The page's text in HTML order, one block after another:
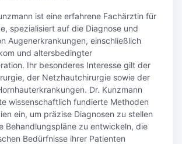
ist eine erfahrene Fachärztin für
spezialisiert auf die Diagnose und
Augenerkrankungen, einschließlich
und altersbedingter
Ihr besonderes Interesse gilt der
der Netzhautchirurgie sowie der
Dr. Kunzmann
wissenschaftlich fundierte Methoden
ein, um präzise Diagnosen zu stellen
Behandlungspläne zu entwickeln, die
Bedürfnisse ihrer Patienten